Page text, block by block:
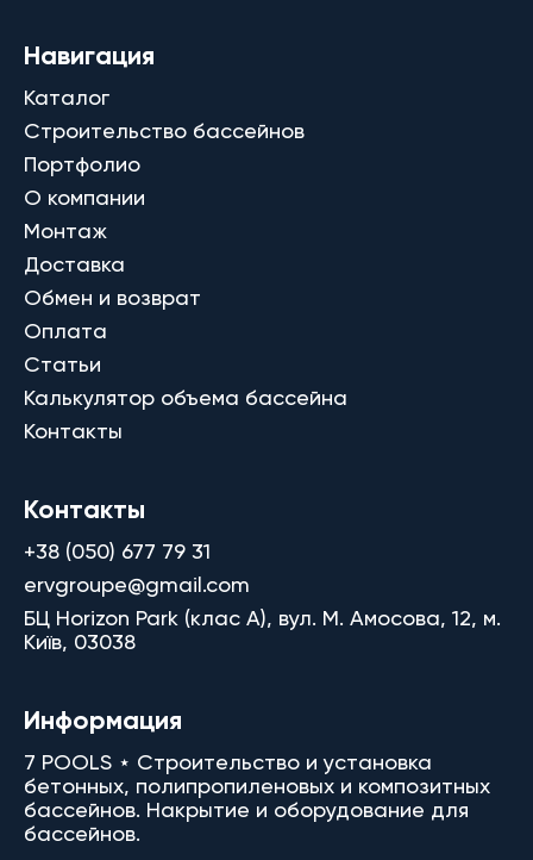
Навигация
Каталог
Строительство бассейнов
Портфолио
О компании
Монтаж
Доставка
Обмен и возврат
Оплата
Статьи
Калькулятор объема бассейна
Контакты
Контакты
+38 (050) 677 79 31
ervgroupe@gmail.com
БЦ Horizon Park (клас A), вул. М. Амосова, 12, м.
Київ, 03038
Информация
7 POOLS ⋆ Строительство и установка
бетонных, полипропиленовых и композитных
бассейнов. Накрытие и оборудование для
бассейнов.